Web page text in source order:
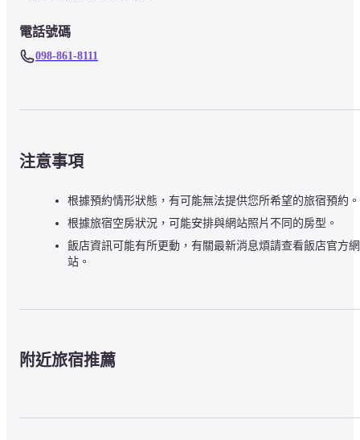
電話號碼
098-861-8111
注意事項
根據預約情形狀態，有可能無法提供您所希望的旅宿預約。
根據旅宿空房狀況，可能安排與網站照片不同的房型。
飯店資訊可能有所更動，有關最新消息煩請查看飯店官方網
站。
附近旅宿推薦